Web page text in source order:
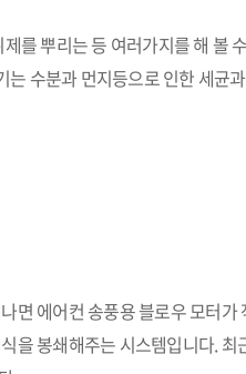
를 뿌리는 등 여러가지를 해 볼
수분과 먼지등으로 인한 세균
면 에어컨 송풍용 블로우 모터가
을 봉쇄해주는 시스템입니다. 최